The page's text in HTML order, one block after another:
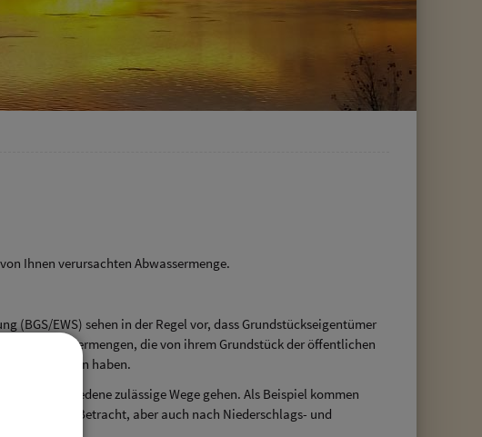
Ihnen verursachten Abwassermenge.
(BGS/EWS) sehen in der Regel vor, dass Grundstückseigentümer
die Abwassermengen, die von ihrem Grundstück der öffentlichen
zu leisten haben.
verschiedene zulässige Wege gehen. Als Beispiel kommen
in Betracht, aber auch nach Niederschlags- und